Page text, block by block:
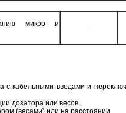
микро и
-
с кабельными вводами и
дозатора или весов.
(весами) или на расстоянии.